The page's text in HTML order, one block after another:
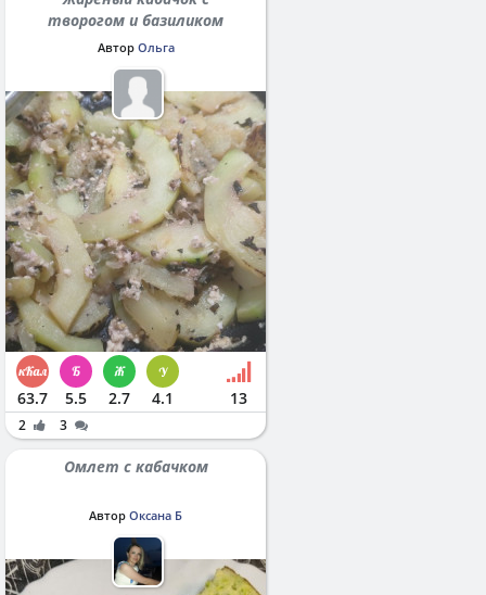
творогом и базиликом
Автор Ольга
63.7 5.5 2.7 4.1 13
2 3
Омлет с кабачком
Автор Оксана Б